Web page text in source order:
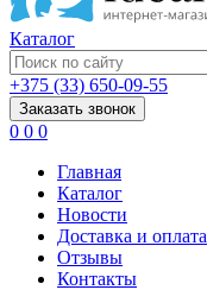
Каталог
+375 (33) 650-09-55
Заказать звонок
0 0 0
Главная
Каталог
Новости
Доставка и оплата
Отзывы
Контакты